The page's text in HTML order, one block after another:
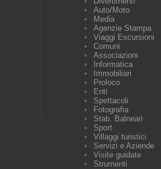
Auto/Moto
Media
Agenzie Stampa
Viaggi Escursioni
Comuni
Associazioni
Informatica
Immobiliari
Proloco
Enti
Spettacoli
Fotografia
Stab. Balneari
Sport
Villaggi turistici
Servizi e Aziende
Visite guidate
Strumenti